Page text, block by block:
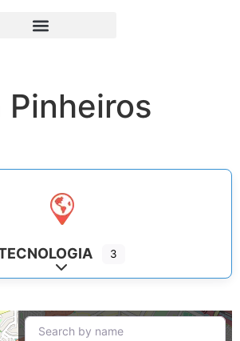
Pinheiros
3
Expand sub-categories